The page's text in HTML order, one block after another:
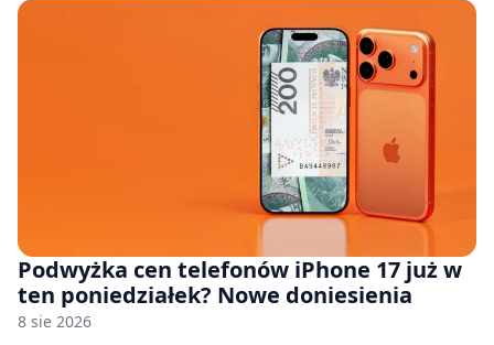
Podwyżka cen telefonów iPhone 17 już w
ten poniedziałek? Nowe doniesienia
8 sie 2026